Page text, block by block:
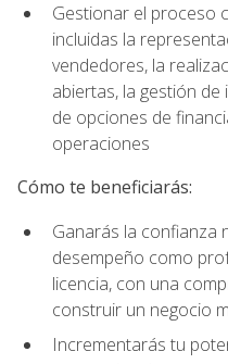
Gestionar el proceso
incluidas la
vendedores, la
abiertas, la gestión
de opciones de
operaciones
Cómo te beneficiarás:
Ganarás la confianza
desempeño como
licencia, con una
construir un negocio
Incrementarás tu